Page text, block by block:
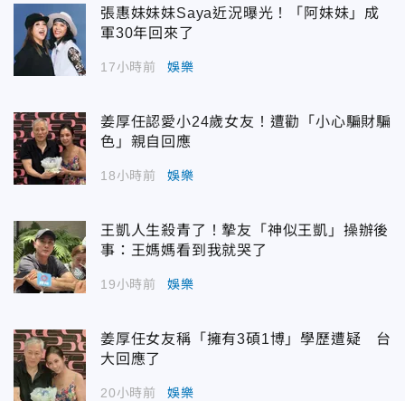
張惠妹妹妹Saya近況曝光！「阿妹妹」成
軍30年回來了
17小時前 娛樂
姜厚任認愛小24歲女友！遭勸「小心騙財騙
色」親自回應
18小時前 娛樂
王凱人生殺青了！摯友「神似王凱」操辦後
事：王媽媽看到我就哭了
19小時前 娛樂
姜厚任女友稱「擁有3碩1博」學歷遭疑 台
大回應了
20小時前 娛樂